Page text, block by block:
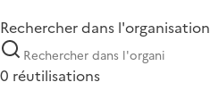
Rechercher dans l'organisation
0 réutilisations